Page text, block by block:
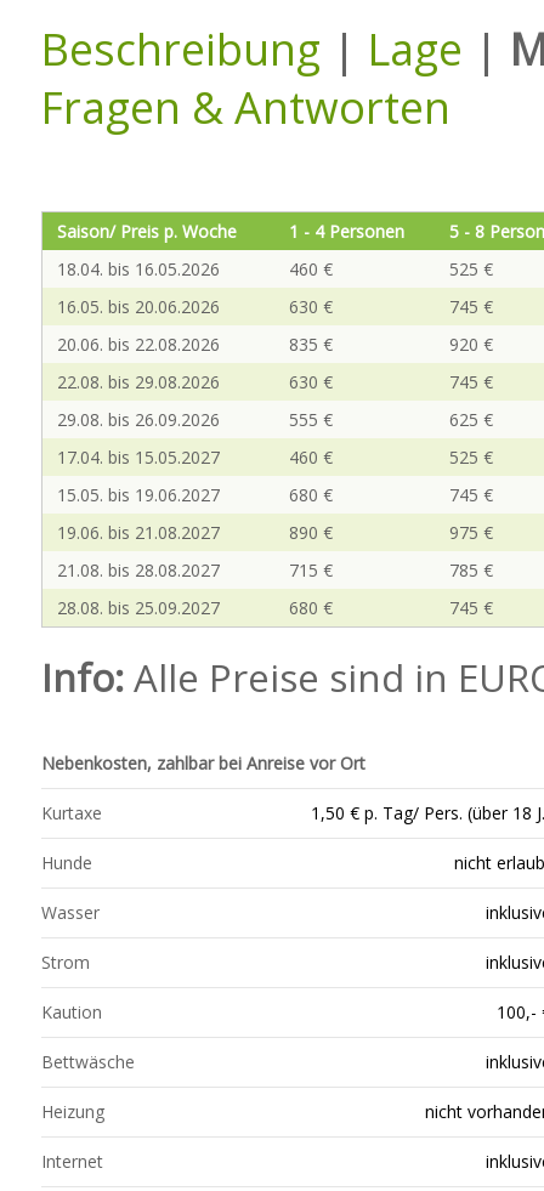
Beschreibung | Lage |
Fragen & Antworten
Saison/ Preis p. Woche 1 - 4 Personen
5 - 8
18.04. bis 16.05.2026
460 €
525 €
16.05. bis 20.06.2026
630 €
745 €
20.06. bis 22.08.2026
835 €
920 €
22.08. bis 29.08.2026
630 €
745 €
29.08. bis 26.09.2026
555 €
625 €
17.04. bis 15.05.2027
460 €
525 €
15.05. bis 19.06.2027
680 €
745 €
19.06. bis 21.08.2027
890 €
975 €
21.08. bis 28.08.2027
715 €
785 €
28.08. bis 25.09.2027
680 € 745 €
Info:Alle Preise sind in
Nebenkosten, zahlbar bei Anreise vor Ort
Kurtaxe 1,50 € p. Tag/ Pers. (über 18
Hunde nicht
Wasser
Strom
Kaution 100,-
Bettwäsche
Heizung nicht
Internet